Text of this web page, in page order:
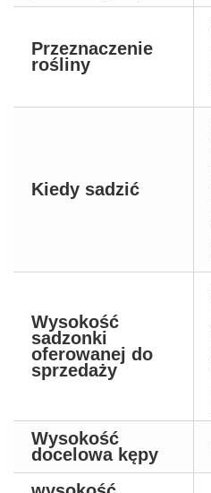
Przeznaczenie
rośliny
Kiedy sadzić
Wysokość
sadzonki
oferowanej do
sprzedaży
Wysokość
docelowa kępy